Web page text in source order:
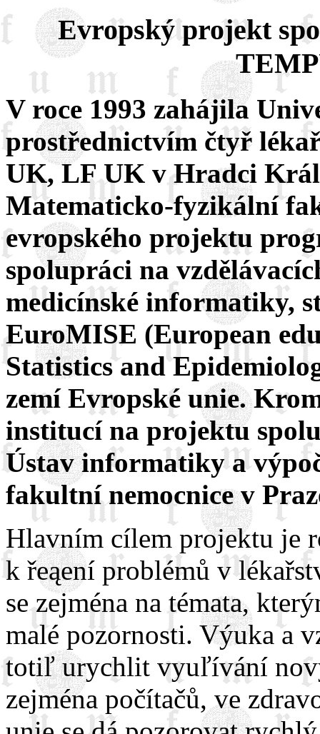
Evropský projekt
V roce 1993 zahájila
prostřednictvím čtyř
UK, LF UK v Hradci
Matematicko-fyzikální
evropského projektu
spolupráci na
medicínské informatiky,
EuroMISE (European
Statistics and
zemí Evropské unie.
institucí na projektu
Ústav informatiky a
fakultní nemocnice v
Hlavním cílem projektu je
k řeąení problémů v
se zejména na témata,
malé pozornosti. Výuka a
totiľ urychlit vyuľívání
zejména počítačů, ve